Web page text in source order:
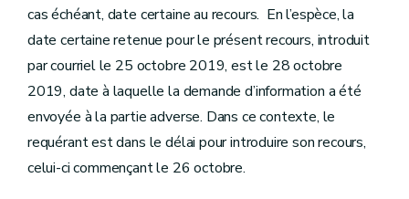
cas échéant, date certaine au recours. En l’espèce, la
date certaine retenue pour le présent recours, introduit
par courriel le 25 octobre 2019, est le 28 octobre
2019, date à laquelle la demande d’information a été
envoyée à la partie adverse. Dans ce contexte, le
requérant est dans le délai pour introduire son recours,
celui-ci commençant le 26 octobre.